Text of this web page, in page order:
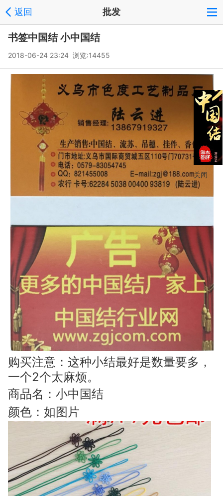
返回 批发
书签中国结 小中国结
2018-06-24 23:24 浏览:14455
购买注意：这种小结最好是数量要多，
一个2个太麻烦。
商品名：小中国结
颜色：如图片
关闭